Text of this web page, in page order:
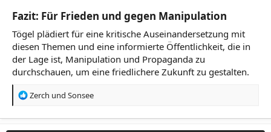
Fazit: Für Frieden und gegen Manipulation
Tögel plädiert für eine kritische Auseinandersetzung mit
diesen Themen und eine informierte Öffentlichkeit, die in
der Lage ist, Manipulation und Propaganda zu
durchschauen, um eine friedlichere Zukunft zu gestalten.
R
a
Zerch und Sonsee